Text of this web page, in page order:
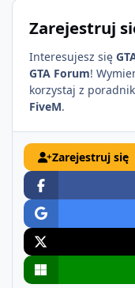
Zarejestruj
Interesujesz się
GTA Forum!
korzystaj z
FiveM.
Zarejestruj się